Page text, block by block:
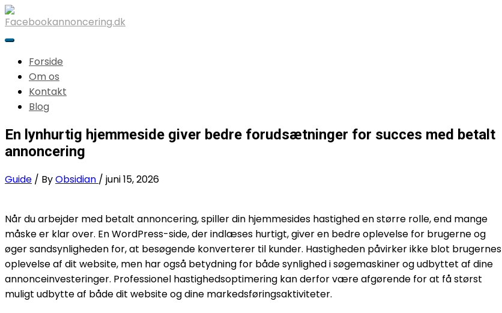
Forside
Om os
Kontakt
Blog
En lynhurtig hjemmeside giver bedre forudsætninger for succes med betalt
annoncering
Guide / ByObsidian / juni 15, 2026
Når du arbejder med betalt annoncering, spiller din hjemmesides hastighed en større rolle, end mange
måske er klar over. En WordPress-side, der indlæses hurtigt, giver en bedre oplevelse for brugerne og
øger sandsynligheden for, at besøgende konverterer til kunder. Hastigheden påvirker ikke blot brugernes
oplevelse af dit website, men har også betydning for både synlighed i søgemaskiner og udbyttet af dine
annonceinvesteringer. Professionel hastighedsoptimering kan derfor være afgørende for at få størst
muligt udbytte af både dit website og dine markedsføringsaktiviteter.